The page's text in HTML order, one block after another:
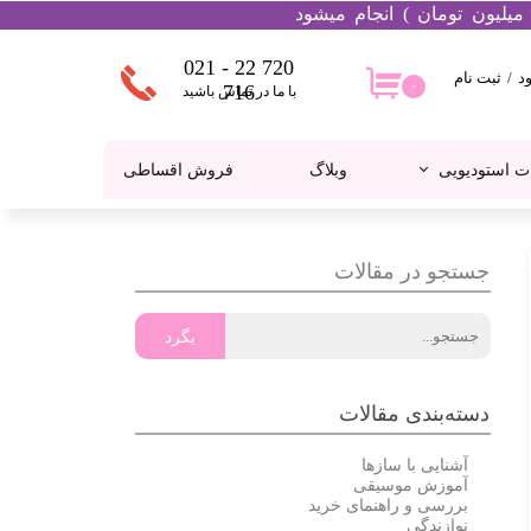
استودیویی وبلاگ فروش اقساطی
/ ثبت نام
تغییر گذر
خروج از
۰
021 - 22 720
716
با ما در تماس باشید
دسته‌بندی مقالات
آشنایی با سازها
آموزش موسیقی
بررسی و راهنمای خرید
نوازندگی
جستجو در مقالات
بگرد